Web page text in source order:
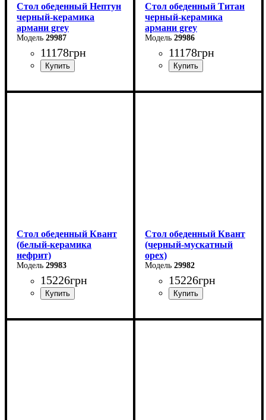
Стол обеденный Нептун
черный-керамика
армани grey
29987
11178грн
Ширина: 110 см
Стол обеденный Титан
черный-керамика
армани grey
29986
11178грн
Длина: 110 см
Стол обеденный Квант
(белый-керамика
нефрит)
29983
15226грн
Длина - 160 (+60) см
Стол обеденный Квант
(черный-мускатный
орех)
29982
15226грн
Длина - 160 (+60) см